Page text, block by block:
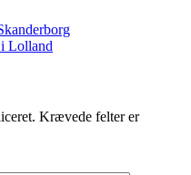
Lolland
Krævede felter er